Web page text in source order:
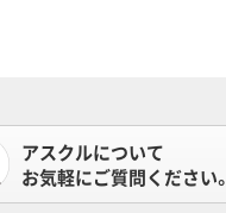
アスクルについて
お気軽にご質問ください。